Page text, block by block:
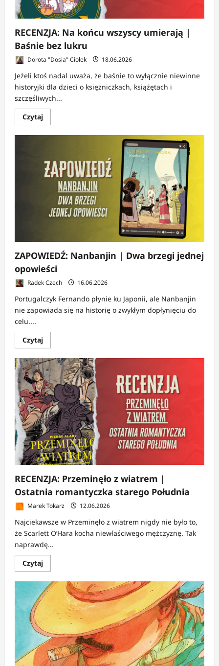
RECENZJA: Na końcu wszyscy umierają |
Baśnie bez lukru
Dorota "Dosia" Ciołek 18.06.2026
Jeżeli ktoś nadal uważa, że baśnie to wyłącznie niewinne
historyjki dla dzieci o księżniczkach, książętach i
szczęśliwych...
CzytajDowiedz
się
o
wszyscy
umierają
|
Baśnie
lukru
ZAPOWIEDŹ: Nanbanjin | Dwa brzegi jednej
opowieści
Radek Czech 16.06.2026
Portugalczyk Fernando płynie ku Japonii, ale Nanbanjin
nie zapowiada się na historię o zwykłym dopłynięciu do
celu....
CzytajDowiedz
się
o
ZAPOWIEDŹ:
Nanbanjin
|
Dwa
brzegi
jednej
opowieści
RECENZJA: Przeminęło z wiatrem |
Ostatnia romantyczka starego Południa
Marek Tokarz 12.06.2026
Najciekawsze w Przeminęło z wiatrem nigdy nie było to,
że Scarlett O’Hara kocha niewłaściwego mężczyznę. Tak
naprawdę...
CzytajDowiedz
się
o
RECENZJA:
Przeminęło
wiatrem
Ostatnia
romantyczka
starego
Południa